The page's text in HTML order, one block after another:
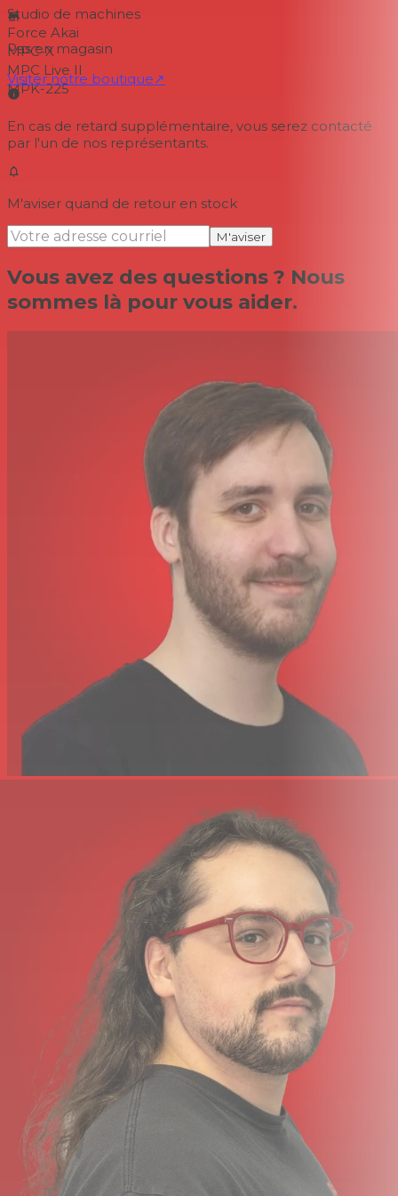
Studio de machines
Force Akai
MPC-X
MPC Live II
MPK-225
Pas en magasin
Visiter notre boutique↗
En cas de retard supplémentaire, vous serez contacté
par l'un de nos représentants.
M'aviser quand de retour en stock
M'aviser
Vous avez des questions ? Nous
sommes là pour vous aider.